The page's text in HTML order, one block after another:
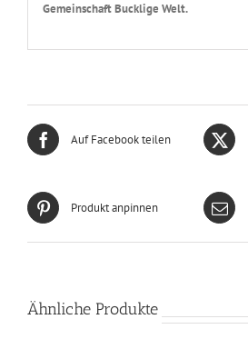
Gemeinschaft Bucklige Welt.
Auf Facebook teilen
Produkt anpinnen
Ähnliche Produkte